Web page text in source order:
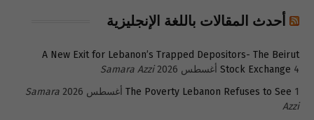
أحدث المقالات باللغة الإنجليزية
A New Exit for Lebanon’s Trapped Depositors- The Beirut
Stock Exchange 4 أغسطس 2026
Samara Azzi
The Poverty Lebanon Refuses to See 1 أغسطس 2026
Samara
Azzi